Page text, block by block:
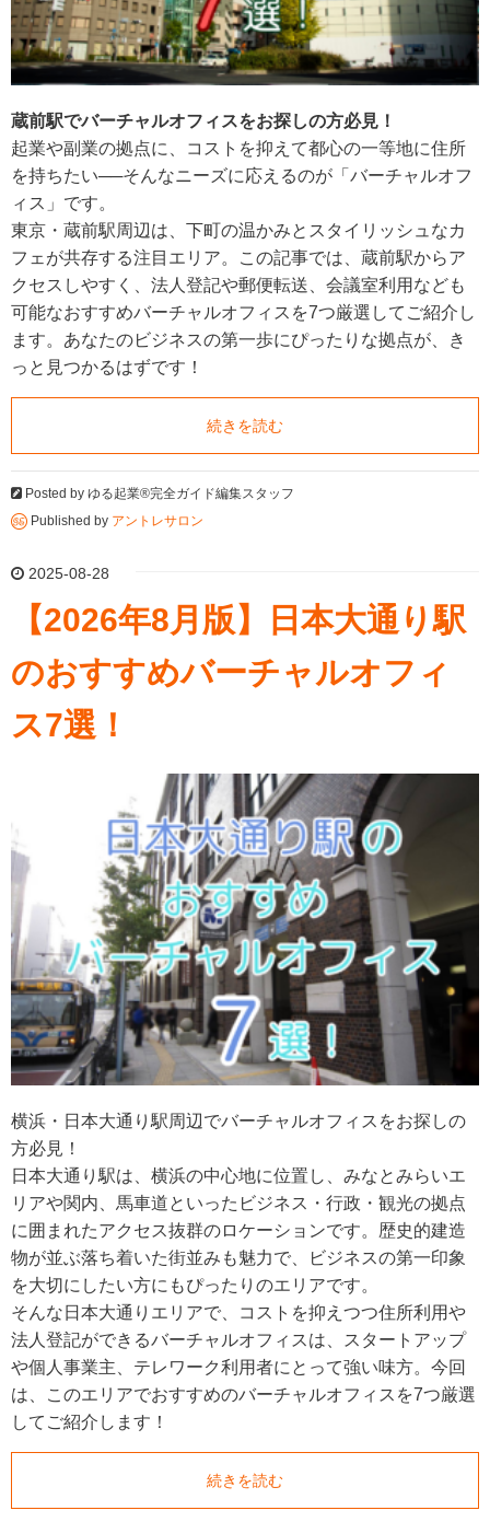
蔵前駅でバーチャルオフィスをお探しの方必見！
起業や副業の拠点に、コストを抑えて都心の一等地に住所
を持ちたい──そんなニーズに応えるのが「バーチャルオフ
ィス」です。
東京・蔵前駅周辺は、下町の温かみとスタイリッシュなカ
フェが共存する注目エリア。この記事では、蔵前駅からア
クセスしやすく、法人登記や郵便転送、会議室利用なども
可能なおすすめバーチャルオフィスを7つ厳選してご紹介し
ます。あなたのビジネスの第一歩にぴったりな拠点が、き
っと見つかるはずです！
続きを読む
Posted by ゆる起業®完全ガイド編集スタッフ
Published by アントレサロン
2025-08-28
【2026年8月版】日本大通り駅
のおすすめバーチャルオフィ
ス7選！
横浜・日本大通り駅周辺でバーチャルオフィスをお探しの
方必見！
日本大通り駅は、横浜の中心地に位置し、みなとみらいエ
リアや関内、馬車道といったビジネス・行政・観光の拠点
に囲まれたアクセス抜群のロケーションです。歴史的建造
物が並ぶ落ち着いた街並みも魅力で、ビジネスの第一印象
を大切にしたい方にもぴったりのエリアです。
そんな日本大通りエリアで、コストを抑えつつ住所利用や
法人登記ができるバーチャルオフィスは、スタートアップ
や個人事業主、テレワーク利用者にとって強い味方。今回
は、このエリアでおすすめのバーチャルオフィスを7つ厳選
してご紹介します！
続きを読む